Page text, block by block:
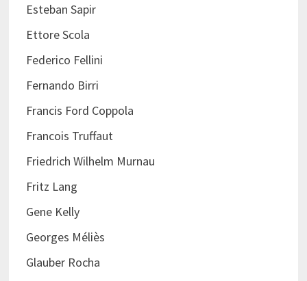
Esteban Sapir
Ettore Scola
Federico Fellini
Fernando Birri
Francis Ford Coppola
Francois Truffaut
Friedrich Wilhelm Murnau
Fritz Lang
Gene Kelly
Georges Méliès
Glauber Rocha